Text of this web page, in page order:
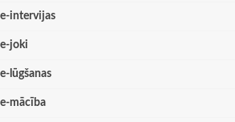
e-intervijas
e-joki
e-lūgšanas
e-mācība